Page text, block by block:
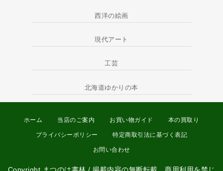
西洋の絵画
現代アート
工芸
北海道ゆかりの本
ホーム 当店のご案内 お買い物ガイド 本の買取り
プライバシーポリシー 特定商取引法に基づく表記
お問い合わせ